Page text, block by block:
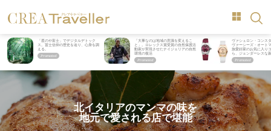
「星のや富士」でデジタルデトック
ス。冨士信仰の歴史を辿り、心身を調
える。
「大事なのは地域の意識を変えるこ
と」。ロレックス賞受賞の自然保護活
動家が実現させたナイジェリアの自然
環境の復活
ヴァシュロン・コンス
ヴァーシーズ・オート
旅愛好家のお気に入り
ら、ジェンダーレスな
北イタリアのマンマの味を
地元で愛される店で堪能